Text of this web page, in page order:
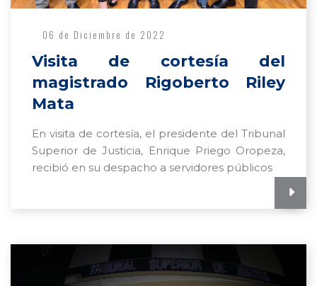
06 de Diciembre de 2022
Visita de cortesía del
magistrado Rigoberto Riley
Mata
En visita de cortesía, el presidente del Tribunal
Superior de Justicia, Enrique Priego Oropeza,
recibió en su despacho a servidores públicos